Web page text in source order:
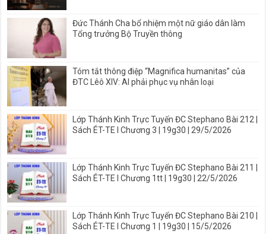
Đức Thánh Cha bổ nhiệm một nữ giáo dân làm
Tổng trưởng Bộ Truyền thông
Tóm tắt thông điệp “Magnifica humanitas” của
ĐTC Lêô XIV: AI phải phục vụ nhân loại
Lớp Thánh Kinh Trực Tuyến ĐC Stephano Bài 212 |
Sách ÉT-TE I Chương 3 | 19g30 | 29/5/2026
Lớp Thánh Kinh Trực Tuyến ĐC Stephano Bài 211 |
Sách ÉT-TE I Chương 1tt | 19g30 | 22/5/2026
Lớp Thánh Kinh Trực Tuyến ĐC Stephano Bài 210 |
Sách ÉT-TE I Chương 1 | 19g30 | 15/5/2026